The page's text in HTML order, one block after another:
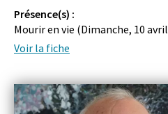
Présence(s) :
Mourir en vie (Dimanche, 10 avril
Voir la fiche